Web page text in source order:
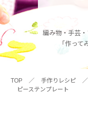
編み物・手芸
「作って
TOP ／ 手作りレシピ ／
ピーステンプレート